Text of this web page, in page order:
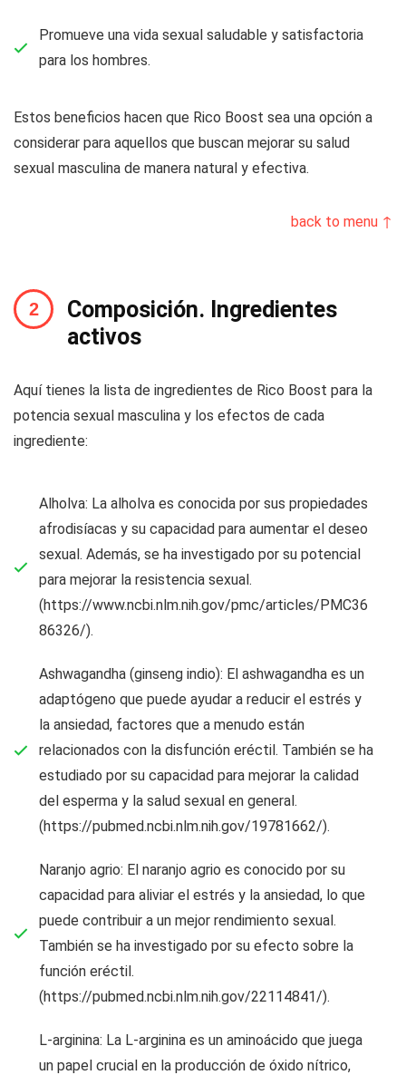
Promueve una vida sexual saludable y satisfactoria
para los hombres.
Estos beneficios hacen que Rico Boost sea una opción a
considerar para aquellos que buscan mejorar su salud
sexual masculina de manera natural y efectiva.
back to menu ↑
Composición. Ingredientes
activos
Aquí tienes la lista de ingredientes de Rico Boost para la
potencia sexual masculina y los efectos de cada
ingrediente:
Alholva: La alholva es conocida por sus propiedades
afrodisíacas y su capacidad para aumentar el deseo
sexual. Además, se ha investigado por su potencial
para mejorar la resistencia sexual.
(https://www.ncbi.nlm.nih.gov/pmc/articles/PMC36
86326/).
Ashwagandha (ginseng indio): El ashwagandha es un
adaptógeno que puede ayudar a reducir el estrés y
la ansiedad, factores que a menudo están
relacionados con la disfunción eréctil. También se ha
estudiado por su capacidad para mejorar la calidad
del esperma y la salud sexual en general.
(https://pubmed.ncbi.nlm.nih.gov/19781662/).
Naranjo agrio: El naranjo agrio es conocido por su
capacidad para aliviar el estrés y la ansiedad, lo que
puede contribuir a un mejor rendimiento sexual.
También se ha investigado por su efecto sobre la
función eréctil.
(https://pubmed.ncbi.nlm.nih.gov/22114841/).
L-arginina: La L-arginina es un aminoácido que juega
un papel crucial en la producción de óxido nítrico,